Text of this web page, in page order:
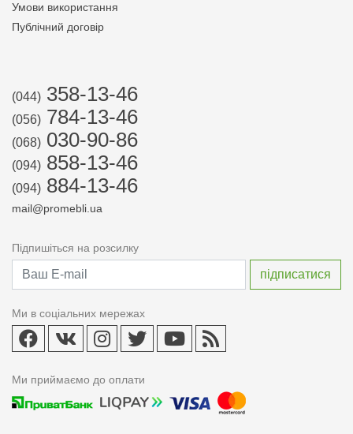
Умови використання
Публічний договір
(044) 358-13-46
(056) 784-13-46
(068) 030-90-86
(094) 858-13-46
(094) 884-13-46
mail@promebli.ua
Підпишіться на розсилку
Ми в соціальних мережах
Ми приймаємо до оплати